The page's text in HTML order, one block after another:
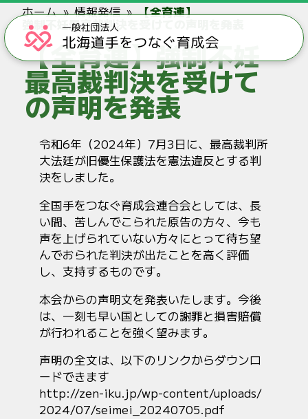
ホーム 情報発信 【全育連】
強制不妊最高裁判決を受けての声明を発表
【全育連】強制不妊
最高裁判決を受けて
の声明を発表
令和6年（2024年）7月3日に、最高裁判所
大法廷が旧優生保護法を憲法違反とする判
決をしました。
全国手をつなぐ育成会連合会としては、長
い間、苦しんでこられた原告の方々、今も
声を上げられていない方々にとって待ち望
んでおられた判決が出たことを高く評価
し、支持するものです。
本会からの声明文を発表いたします。今後
は、一刻も早い国としての謝罪と損害賠償
が行われることを強く望みます。
声明の全文は、以下のリンクからダウンロ
ードできます
http://zen-iku.jp/wp-content/uploads/
2024/07/seimei_20240705.pdf